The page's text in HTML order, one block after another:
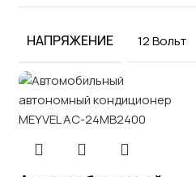
НАПРЯЖЕНИЕ 12 Вольт